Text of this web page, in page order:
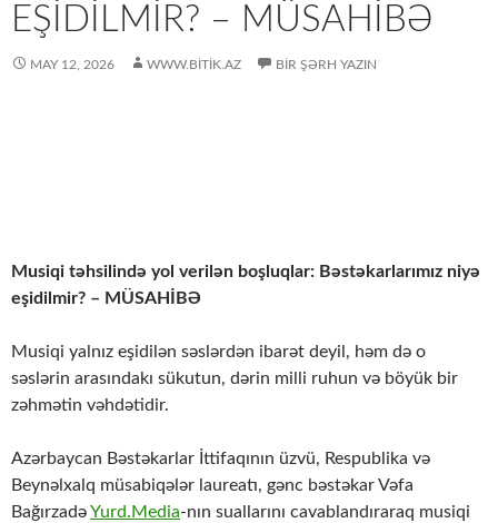
EŞIDILMIR? – MÜSAHİBƏ
MAY 12, 2026 WWW.BITIK.AZ BIR ŞƏRH YAZIN
Musiqi təhsilində yol verilən boşluqlar: Bəstəkarlarımız niyə
eşidilmir? – MÜSAHİBƏ
Musiqi yalnız eşidilən səslərdən ibarət deyil, həm də o
səslərin arasındakı sükutun, dərin milli ruhun və böyük bir
zəhmətin vəhdətidir.
Azərbaycan Bəstəkarlar İttifaqının üzvü, Respublika və
Beynəlxalq müsabiqələr laureatı, gənc bəstəkar Vəfa
BağırzadəYurd.Media-nın suallarını cavablandıraraq musiqi